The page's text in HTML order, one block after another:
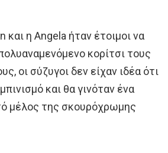
και η Angela ήταν έτοιμοι να
κορίτσι τους
οι σύζυγοι δεν είχαν ιδέα ότι
και θα γινόταν ένα
μέλος της σκουρόχρωμης